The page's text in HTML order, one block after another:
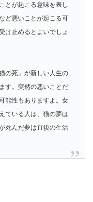
とが起こる意味を表し
ど悪いことが起こる可
け止めるとよいでしょ
の死」が新しい人生の
す。突然の悪いことだ
能性もありますよ。女
ている人は、猫の夢は
死んだ夢は直後の生活